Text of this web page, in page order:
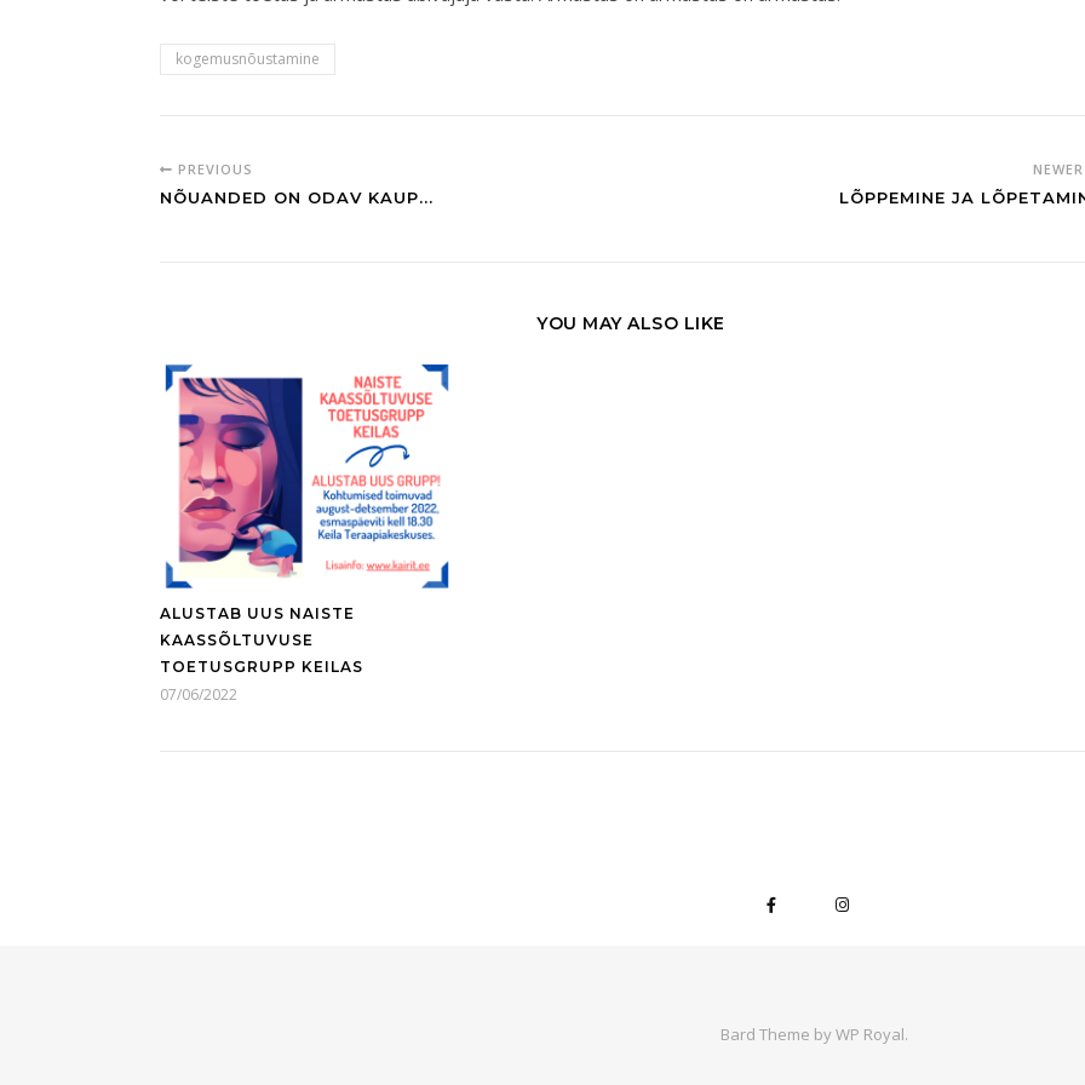
kogemusnõustamine
PREVIOUS
NÕUANDED ON ODAV KAUP... LÕPPEMINE JA
YOU MAY ALSO LIKE
ALUSTAB UUS NAISTE
KAASSÕLTUVUSE
TOETUSGRUPP KEILAS
07/06/2022
Bard Theme byWP Royal.